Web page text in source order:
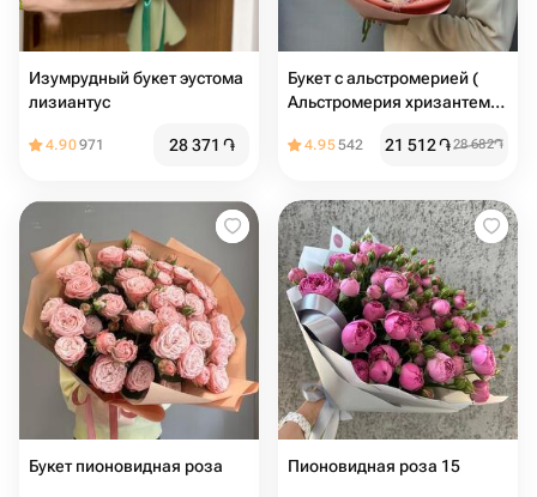
Изумрудный букет эустома
лизиантус
4.90971 28 371 ֏
Букет с альстромерией (
Альстромерия хризантема
4.95542 21 512֏28 682֏
Букет пионовидная роза Пионовидная роза 15